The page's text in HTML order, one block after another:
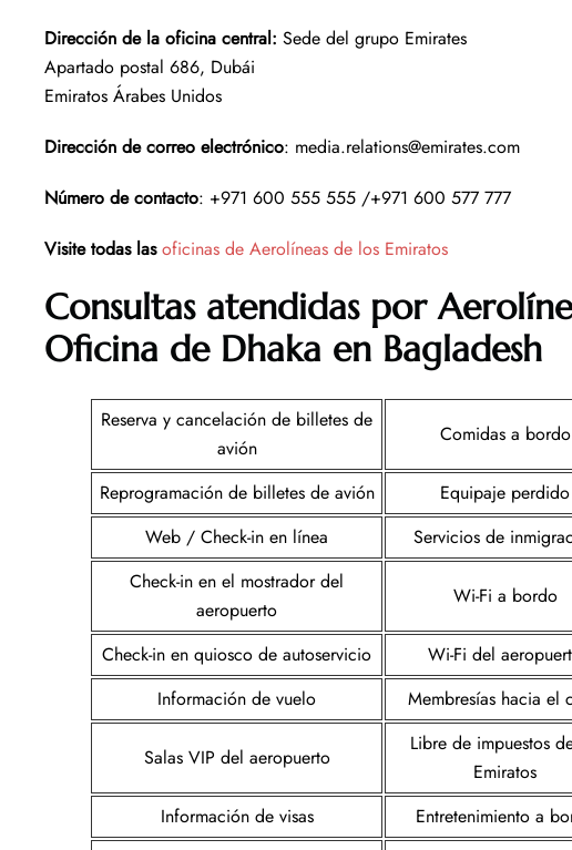
Dirección de la oficina central: Sede del grupo Emirates
Apartado postal 686, Dubái
Emiratos Árabes Unidos
Dirección de correo electrónico: media.relations@emirates.com
Número de contacto: +971 600 555 555 /+971 600 577 777
Visite todas las oficinas de Aerolíneas de los Emiratos
Consultas atendidas por
Oficina de Dhaka en Bagladesh
Reserva y cancelación de billetes de
avión
Comidas a bordo
Reprogramación de billetes de avión Equipaje perdido
Web / Check-in en línea
Servicios de
Check-in en el mostrador del
aeropuerto
Wi-Fi a bordo
Check-in en quiosco de autoservicio Wi-Fi del
Información de vuelo
Membresías hacia el
Salas VIP del aeropuerto
Libre de impuestos
Emiratos
Información de visas Entretenimiento a